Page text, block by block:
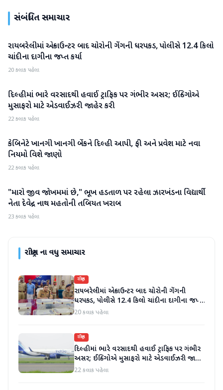
સંબંધિત સમાચાર
રાષ્ટ્રીય
રાયબરેલીમાં એન્કાઉન્ટર બાદ ચોરોની ગેંગની ધરપકડ, પોલીસે 12.4 કિલો
ચાંદીના દાગીના જપ્ત કર્યા
20 કલાક પહેલા
રાષ્ટ્રીય
દિલ્હીમાં ભારે વરસાદથી હવાઈ ટ્રાફિક પર ગંભીર અસર; ઈન્ડિગોએ
મુસાફરો માટે એડવાઈઝરી જાહેર કરી
22 કલાક પહેલા
રાષ્ટ્રીય
કેબિનેટે ખાનગી ખાનગી બેંકને દિલ્હી આપી, ફી અને પ્રવેશ માટે નવા
નિયમો વિશે જાણો
22 કલાક પહેલા
રાષ્ટ્રીય
"મારો જીવ જોખમમાં છે," ભૂખ હડતાળ પર રહેલા ઝારખંડના વિદ્યાર્થી
નેતા દેવેન્દ્ર નાથ મહતોની તબિયત ખરાબ
23 કલાક પહેલા
રાષ્ટ્રીયના વધુ સમાચાર
રાષ્ટ્રીય
રાયબરેલીમાં એન્કાઉન્ટર બાદ ચોરોની ગેંગની
ધરપકડ, પોલીસે 12.4 કિલો ચાંદીના દાગીના જપ્ત
કર્યા
20 કલાક પહેલા
રાષ્ટ્રીય
દિલ્હીમાં ભારે વરસાદથી હવાઈ ટ્રાફિક પર ગંભીર
અસર; ઈન્ડિગોએ મુસાફરો માટે એડવાઈઝરી જાહેર
કરી
22 કલાક પહેલા